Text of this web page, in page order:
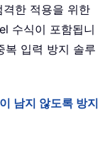
한 적용을 위한
수식이 포함됩니
입력 방지 솔루
남지 않도록 방지